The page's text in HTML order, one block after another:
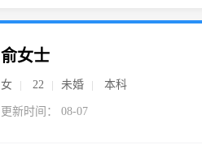
俞女士
女 22 未婚 本科
更新时间： 08-07